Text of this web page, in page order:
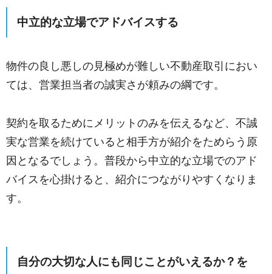
中立的な立場でアドバイスする
物件の良し悪しの見極めが難しい不動産取引におい
ては、営業担当者の誠実さが頼みの綱です。
契約を取るためにメリットのみを伝えるなど、不誠
実な営業を続けていると相手方が紹介をためらう原
因となるでしょう。普段から中立的な立場でのアド
バイスを心掛けると、紹介につながりやすくなりま
す。
自分の大切な人にも同じことがいえるか？を